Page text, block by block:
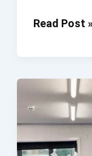
Hidup
Usianya
Mencapai
Ratusan
Tahun
Read Post